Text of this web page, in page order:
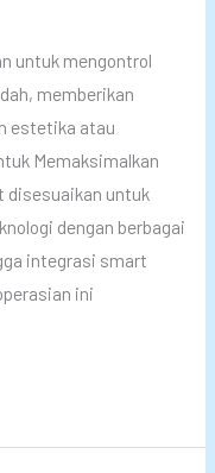
untuk mengontrol
memberikan
estetika atau
Memaksimalkan
disesuaikan untuk
dengan berbagai
integrasi smart
ini